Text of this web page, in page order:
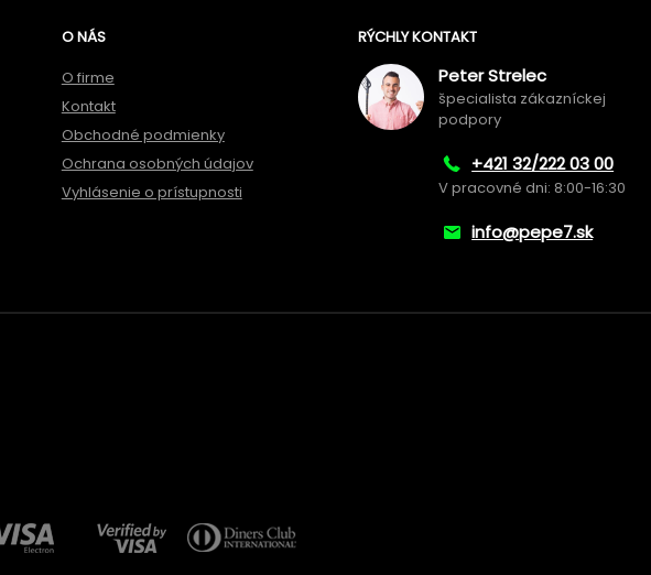
O NÁS
O firme
Kontakt
Obchodné podmienky
Ochrana osobných údajov
Vyhlásenie o prístupnosti
RÝCHLY KONTAKT
Peter Strelec
špecialista zákazníckej
podpory
+421 32/222 03 00
V pracovné dni: 8:00-16:30
info@pepe7.sk